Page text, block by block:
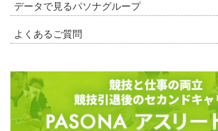
データで見るパソナグループ
よくあるご質問